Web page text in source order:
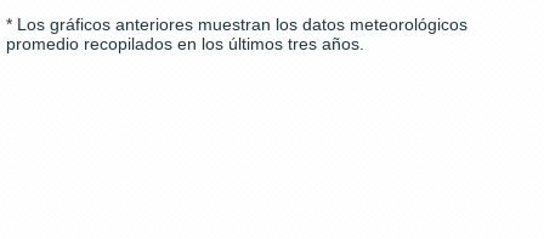
* Los gráficos anteriores muestran los datos meteorológicos
promedio recopilados en los últimos tres años.